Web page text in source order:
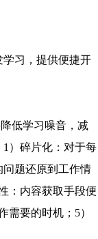
习，提供便捷开
低学习噪音，减
）碎片化：对于每
问题还原到工作情
：内容获取手段便
要的时机；5）